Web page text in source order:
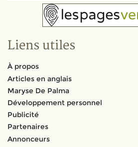
Liens utiles
À propos
Articles en anglais
Maryse De Palma
Développement personnel
Publicité
Partenaires
Annonceurs